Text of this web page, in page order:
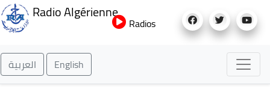
au
Radio Algérienne
Radios
العربية English